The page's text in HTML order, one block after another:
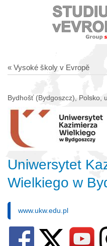
« Vysoké školy v Evropě
Bydhošť (Bydgoszcz), Polsko,
Uniwersytet
Wielkiego w
www.ukw.edu.pl